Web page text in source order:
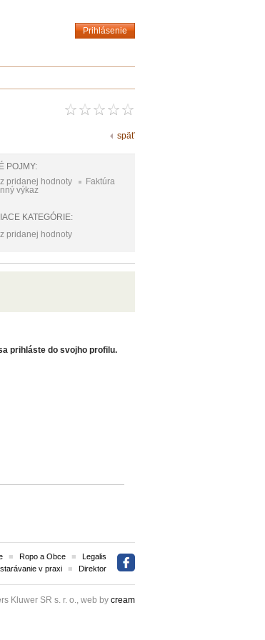
Prihlásenie
späť
POJMY:
pridanej hodnoty
Faktúra
výkaz
KATEGÓRIE:
pridanej hodnoty
prihláste do svojho profilu.
Ropo a Obce
Legalis
v praxi Direktor
Kluwer SR s. r. o., web by cream